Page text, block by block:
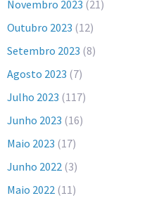
Novembro 2023 (21)
Outubro 2023 (12)
Setembro 2023 (8)
Agosto 2023 (7)
Julho 2023 (117)
Junho 2023 (16)
Maio 2023 (17)
Junho 2022 (3)
Maio 2022 (11)